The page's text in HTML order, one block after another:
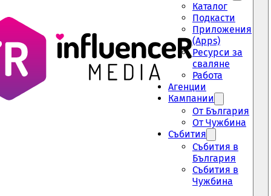
Каталог
Подкасти
Приложения
(Apps)
Ресурси за
сваляне
Работа
Aгенции
Кампании
От България
От Чужбина
Събития
Събития в
България
Събития в
Чужбина